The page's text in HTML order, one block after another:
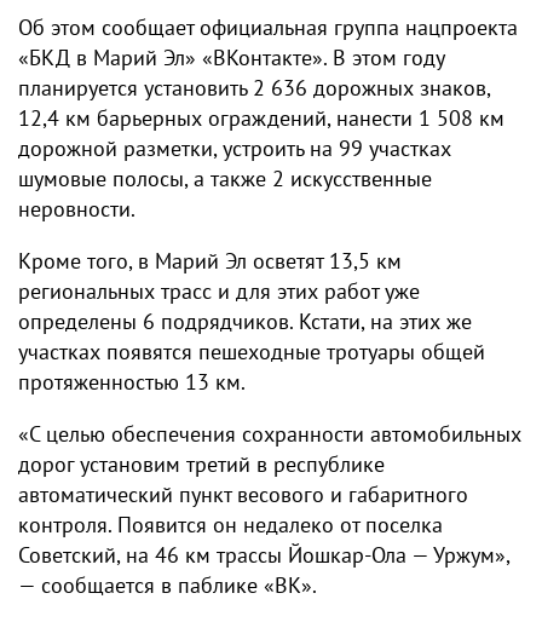
Об этом сообщает официальная группа нацпроекта
«БКД в Марий Эл» «ВКонтакте». В этом году
планируется установить 2 636 дорожных знаков,
12,4 км барьерных ограждений, нанести 1 508 км
дорожной разметки, устроить на 99 участках
шумовые полосы, а также 2 искусственные
неровности.
Кроме того, в Марий Эл осветят 13,5 км
региональных трасс и для этих работ уже
определены 6 подрядчиков. Кстати, на этих же
участках появятся пешеходные тротуары общей
протяженностью 13 км.
«С целью обеспечения сохранности автомобильных
дорог установим третий в республике
автоматический пункт весового и габаритного
контроля. Появится он недалеко от поселка
Советский, на 46 км трассы Йошкар-Ола — Уржум»,
— сообщается в паблике «ВК».